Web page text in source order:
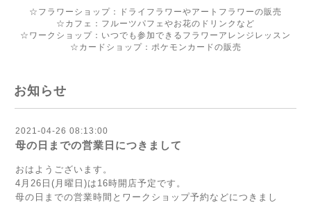
☆フラワーショップ：ドライフラワーやアートフラワーの販売
☆カフェ：フルーツパフェやお花のドリンクなど
☆ワークショップ：いつでも参加できるフラワーアレンジレッスン
☆カードショップ：ポケモンカードの販売
お知らせ
2021-04-26 08:13:00
母の日までの営業日につきまして
おはようございます。
4月26日(月曜日)は16時開店予定です。
母の日までの営業時間とワークショップ予約などにつきまし